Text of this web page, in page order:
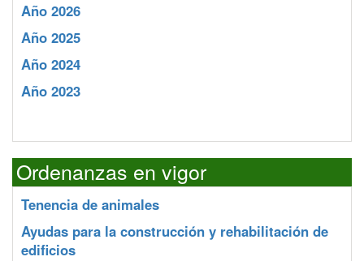
Año 2026
Año 2025
Año 2024
Año 2023
Ordenanzas en vigor
Tenencia de animales
Ayudas para la construcción y rehabilitación de
edificios